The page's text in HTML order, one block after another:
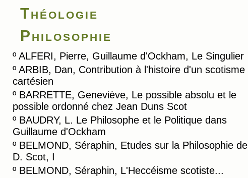
Théologie
Philosophie
º ALFERI, Pierre, Guillaume d'Ockham, Le Singulier
º ARBIB, Dan, Contribution à l'histoire d'un scotisme
cartésien
º BARRETTE, Geneviève, Le possible absolu et le
possible ordonné chez Jean Duns Scot
º BAUDRY, L. Le Philosophe et le Politique dans
Guillaume d'Ockham
º BELMOND, Séraphin, Etudes sur la Philosophie de
D. Scot, I
º BELMOND, Séraphin, L'Heccéisme scotiste...